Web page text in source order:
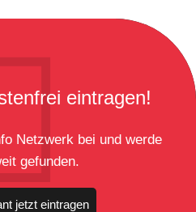
eintragen!
Netzwerk bei und werde
gefunden.
jetzt eintragen